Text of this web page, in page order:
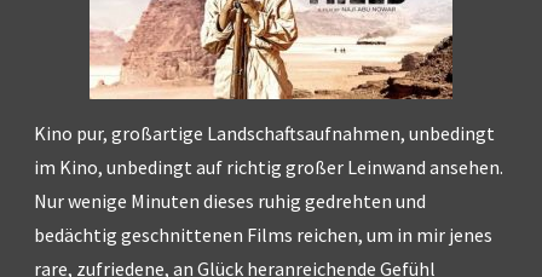
Kino pur, großartige Landschaftsaufnahmen, unbedingt
im Kino, unbedingt auf richtig großer Leinwand ansehen.
Nur wenige Minuten dieses ruhig gedrehten und
bedächtig geschnittenen Films reichen, um in mir jenes
rare, zufriedene, an Glück heranreichende Gefühl